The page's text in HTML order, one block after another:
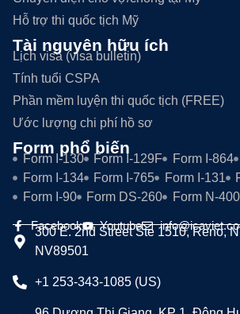
Hỗ trợ thi quốc tịch Mỹ
Tài nguyên hữu ích
Lịch visa (visa bulletin)
Tính tuổi CSPA
Phần mềm luyện thi quốc tịch (FREE)
Ước lượng chi phí hồ sơ
Form phổ biến
Form I-130 Form I-129F Form I-864
Form I-134
Form I-765 Form I-131
Form I-90
Form DS-260 Form N-400
Facebook Youtube
300 E. 2nd Street Ste 1510, Reno,
NV89501
+1 253-343-1085 (US)